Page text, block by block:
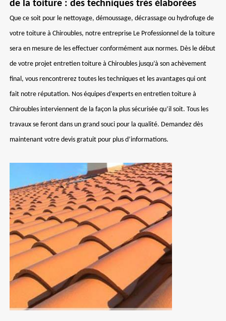
de la toiture : des techniques très élaborées
Que ce soit pour le nettoyage, démoussage, décrassage ou hydrofuge de
votre toiture à Chiroubles, notre entreprise Le Professionnel de la toiture
sera en mesure de les effectuer conformément aux normes. Dès le début
de votre projet entretien toiture à Chiroubles jusqu’à son achèvement
final, vous rencontrerez toutes les techniques et les avantages qui ont
fait notre réputation. Nos équipes d’experts en entretien toiture à
Chiroubles interviennent de la façon la plus sécurisée qu’il soit. Tous les
travaux se feront dans un grand souci pour la qualité. Demandez dès
maintenant votre devis gratuit pour plus d’informations.